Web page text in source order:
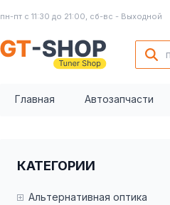
пн-пт с 11:30 до 21:00, сб-вс - Выходной
Главная Автозапчасти
КАТЕГОРИИ
Альтернативная оптика